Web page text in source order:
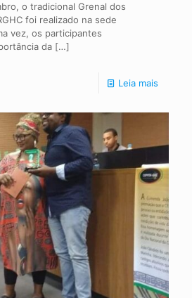
o tradicional Grenal dos
foi realizado na sede
vez, os participantes
da […]
Leia mais